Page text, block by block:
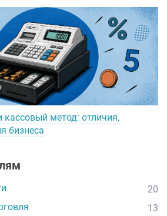
кассовый метод: отличия,
бизнеса
20
13